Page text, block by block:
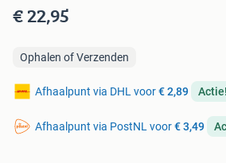
€ 22,95
Ophalen of Verzenden
Afhaalpunt via DHL voor€ 2,89 Actie!
Afhaalpunt via PostNL voor€ 3,49